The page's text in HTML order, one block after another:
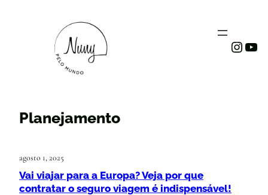
Planejamento
agosto 1, 2025
Vai viajar para a Europa? Veja por que
contratar o seguro viagem é indispensável!